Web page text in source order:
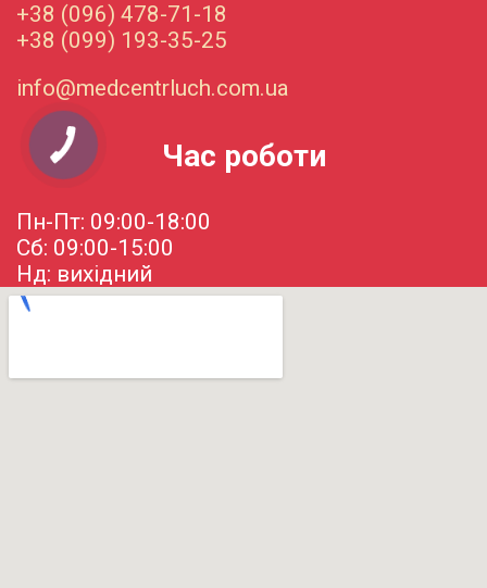
+38 (096) 478-71-18
+38 (099) 193-35-25
info@medcentrluch.com.ua
Час роботи
Пн-Пт: 09:00-18:00
Сб: 09:00-15:00
Нд: вихідний